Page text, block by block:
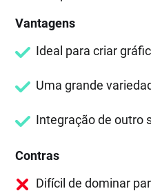
Vantagens
Ideal para criar
Uma grande
Integração de outro
Contras
Difícil de dominar